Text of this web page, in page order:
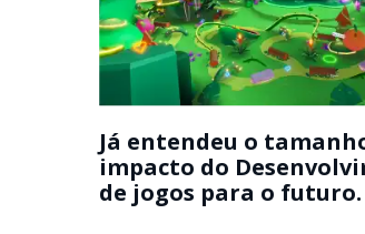
Já entendeu o
impacto do
de jogos para o futuro.